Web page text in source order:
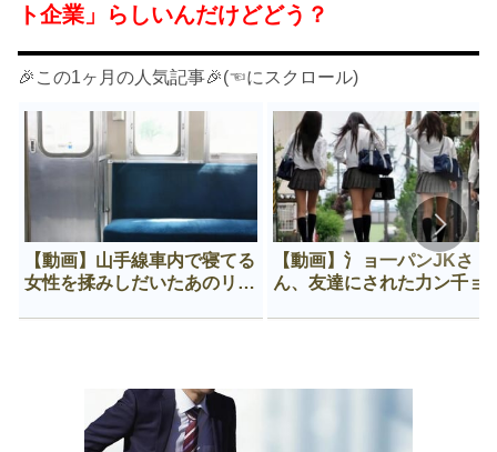
ト企業」らしいんだけどどう？
🎉この1ヶ月の人気記事🎉(☜にスクロール)
【動画】山手線車内で寝てる
女性を揉みしだいたあのリー
【動画】氵ョ一パンJKさ
ん、友達にされた力ン千ョ